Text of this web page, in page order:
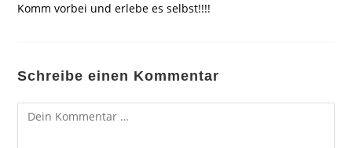
Komm vorbei und erlebe es selbst!!!!
Schreibe einen Kommentar
Kommentar